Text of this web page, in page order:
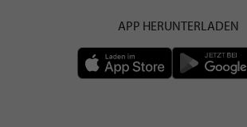
APP HERUNTERLADEN